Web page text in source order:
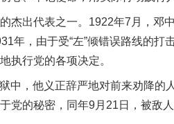
出代表之一。1922年7月，邓中
年，由于受“左”倾错误路线的
执行党的各项决定。
，他义正辞严地对前来劝降的
党的秘密，同年9月21日，被敌